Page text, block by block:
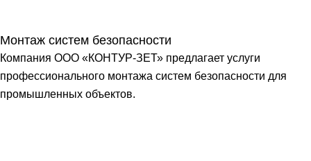
Монтаж систем безопасности
Компания ООО «КОНТУР-ЗЕТ» предлагает услуги
профессионального монтажа систем безопасности для
промышленных объектов.